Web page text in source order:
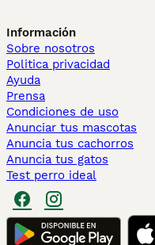
Información
Sobre nosotros
Politica privacidad
Ayuda
Prensa
Condiciones de uso
Anunciar tus mascotas
Anuncia tus cachorros
Anuncia tus gatos
Test perro ideal